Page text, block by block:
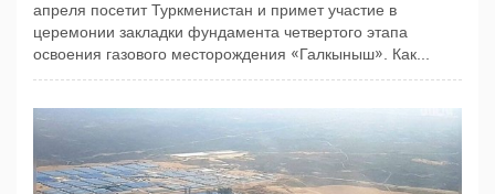
апреля посетит Туркменистан и примет участие в
церемонии закладки фундамента четвертого этапа
освоения газового месторождения «Галкыныш». Как...